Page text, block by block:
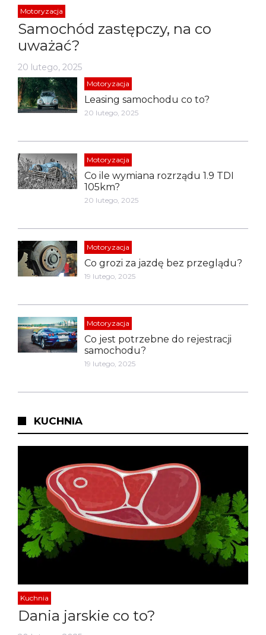
Motoryzacja
Samochód zastępczy, na co
uważać?
20 lutego, 2025
Motoryzacja
Leasing samochodu co to?
20 lutego, 2025
Motoryzacja
Co ile wymiana rozrządu 1.9 TDI
105km?
20 lutego, 2025
Motoryzacja
Co grozi za jazdę bez przeglądu?
19 lutego, 2025
Motoryzacja
Co jest potrzebne do rejestracji
samochodu?
19 lutego, 2025
KUCHNIA
Kuchnia
Dania jarskie co to?